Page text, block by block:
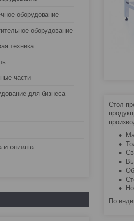
Стол
По
оборудование
оборудование
техника
части
для бизнеса
и оплата